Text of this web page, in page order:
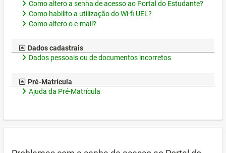
Como altero a senha de acesso ao Portal do Estudante?
Como habilito a utilização do Wi-fi UEL?
Como altero o e-mail?
Dados cadastrais
Dados pessoais ou de documentos incorretos
Pré-Matrícula
Ajuda da Pré-Matrícula